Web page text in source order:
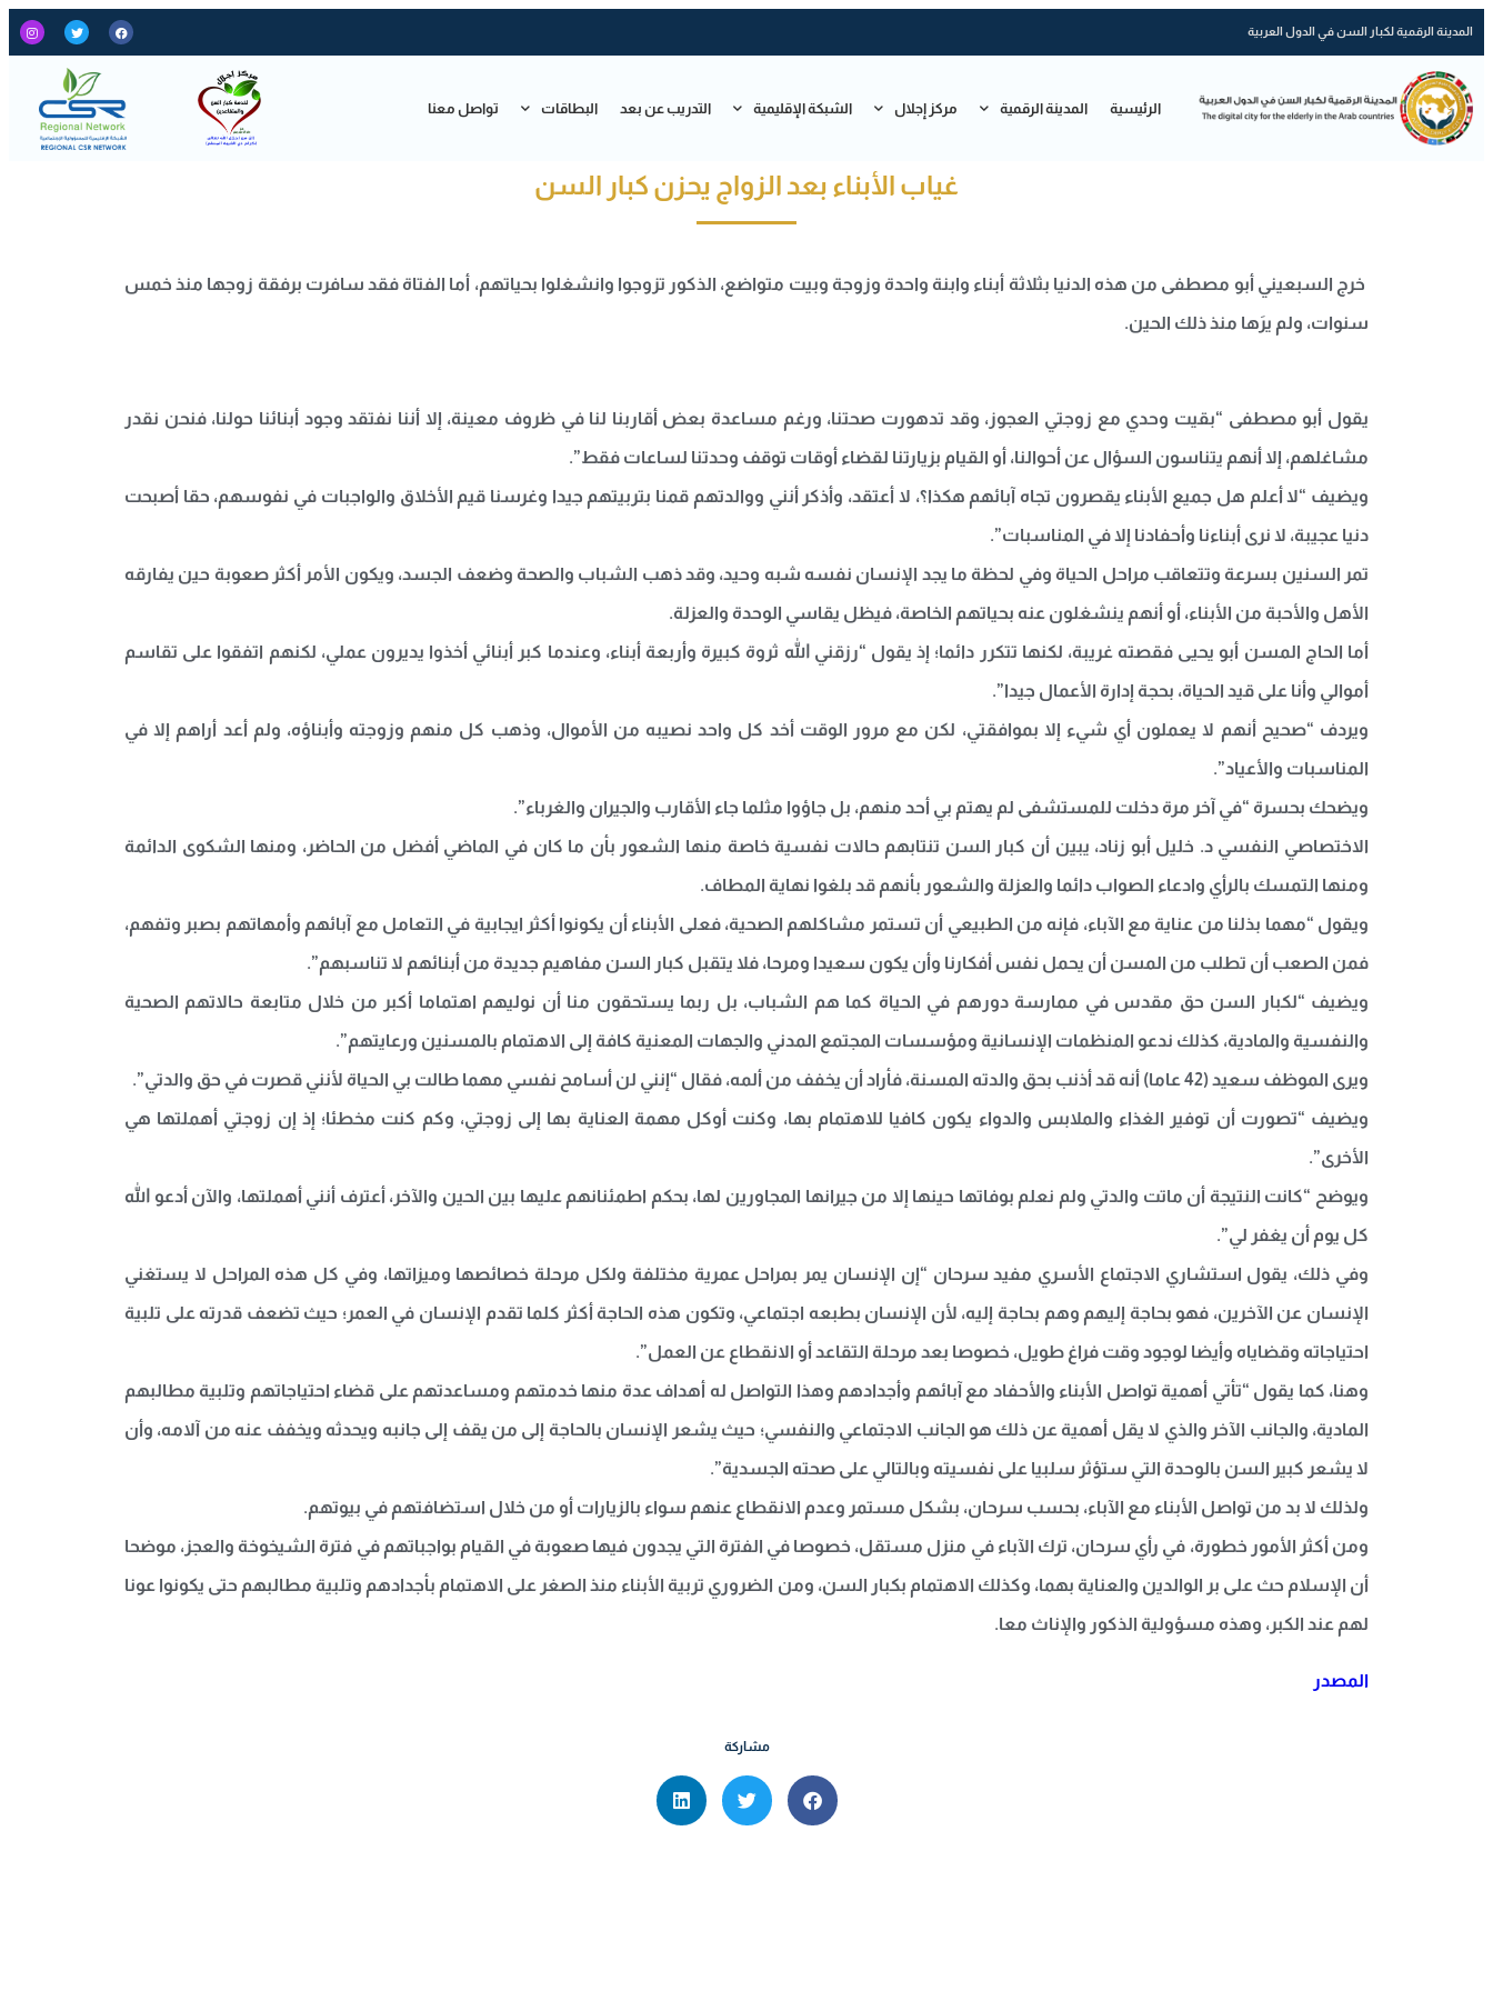
المدينة الرقمية لكبار السن في الدول العربية
الرئيسية المدينة الرقمية مركز إجلال الشبكة الإقليمية التدريب عن بعد البطاقات تواصل معنا
غياب الأبناء بعد الزواج يحزن كبار السن
خرج السبعيني أبو مصطفى من هذه الدنيا بثلاثة أبناء وابنة واحدة وزوجة وبيت متواضع، الذكور تزوجوا وانشغلوا بحياتهم، أما الفتاة فقد سافرت برفقة زوجها منذ خمس
سنوات، ولم يرَها منذ ذلك الحين.
يقول أبو مصطفى “بقيت وحدي مع زوجتي العجوز، وقد تدهورت صحتنا، ورغم مساعدة بعض أقاربنا لنا في ظروف معينة، إلا أننا نفتقد وجود أبنائنا حولنا، فنحن نقدر
مشاغلهم، إلا أنهم يتناسون السؤال عن أحوالنا، أو القيام بزيارتنا لقضاء أوقات توقف وحدتنا لساعات فقط”.
ويضيف “لا أعلم هل جميع الأبناء يقصرون تجاه آبائهم هكذا؟، لا أعتقد، وأذكر أنني ووالدتهم قمنا بتربيتهم جيدا وغرسنا قيم الأخلاق والواجبات في نفوسهم، حقا أصبحت
دنيا عجيبة، لا نرى أبناءنا وأحفادنا إلا في المناسبات”.
تمر السنين بسرعة وتتعاقب مراحل الحياة وفي لحظة ما يجد الإنسان نفسه شبه وحيد، وقد ذهب الشباب والصحة وضعف الجسد، ويكون الأمر أكثر صعوبة حين يفارقه
الأهل والأحبة من الأبناء، أو أنهم ينشغلون عنه بحياتهم الخاصة، فيظل يقاسي الوحدة والعزلة.
أما الحاج المسن أبو يحيى فقصته غريبة، لكنها تتكرر دائما؛ إذ يقول “رزقني الله ثروة كبيرة وأربعة أبناء، وعندما كبر أبنائي أخذوا يديرون عملي، لكنهم اتفقوا على تقاسم
أموالي وأنا على قيد الحياة، بحجة إدارة الأعمال جيدا”.
ويردف “صحيح أنهم لا يعملون أي شيء إلا بموافقتي، لكن مع مرور الوقت أخد كل واحد نصيبه من الأموال، وذهب كل منهم وزوجته وأبناؤه، ولم أعد أراهم إلا في
المناسبات والأعياد”.
ويضحك بحسرة “في آخر مرة دخلت للمستشفى لم يهتم بي أحد منهم، بل جاؤوا مثلما جاء الأقارب والجيران والغرباء”.
الاختصاصي النفسي د. خليل أبو زناد، يبين أن كبار السن تنتابهم حالات نفسية خاصة منها الشعور بأن ما كان في الماضي أفضل من الحاضر، ومنها الشكوى الدائمة
ومنها التمسك بالرأي وادعاء الصواب دائما والعزلة والشعور بأنهم قد بلغوا نهاية المطاف.
ويقول “مهما بذلنا من عناية مع الآباء، فإنه من الطبيعي أن تستمر مشاكلهم الصحية، فعلى الأبناء أن يكونوا أكثر ايجابية في التعامل مع آبائهم وأمهاتهم بصبر وتفهم،
فمن الصعب أن تطلب من المسن أن يحمل نفس أفكارنا وأن يكون سعيدا ومرحا، فلا يتقبل كبار السن مفاهيم جديدة من أبنائهم لا تناسبهم”.
ويضيف “لكبار السن حق مقدس في ممارسة دورهم في الحياة كما هم الشباب، بل ربما يستحقون منا أن نوليهم اهتماما أكبر من خلال متابعة حالاتهم الصحية
والنفسية والمادية، كذلك ندعو المنظمات الإنسانية ومؤسسات المجتمع المدني والجهات المعنية كافة إلى الاهتمام بالمسنين ورعايتهم”.
ويرى الموظف سعيد (42 عاما) أنه قد أذنب بحق والدته المسنة، فأراد أن يخفف من ألمه، فقال “إنني لن أسامح نفسي مهما طالت بي الحياة لأنني قصرت في حق والدتي”.
ويضيف “تصورت أن توفير الغذاء والملابس والدواء يكون كافيا للاهتمام بها، وكنت أوكل مهمة العناية بها إلى زوجتي، وكم كنت مخطئا؛ إذ إن زوجتي أهملتها هي
الأخرى”.
ويوضح “كانت النتيجة أن ماتت والدتي ولم نعلم بوفاتها حينها إلا من جيرانها المجاورين لها، بحكم اطمئنانهم عليها بين الحين والآخر، أعترف أنني أهملتها، والآن أدعو الله
كل يوم أن يغفر لي”.
وفي ذلك، يقول استشاري الاجتماع الأسري مفيد سرحان “إن الإنسان يمر بمراحل عمرية مختلفة ولكل مرحلة خصائصها وميزاتها، وفي كل هذه المراحل لا يستغني
الإنسان عن الآخرين، فهو بحاجة إليهم وهم بحاجة إليه، لأن الإنسان بطبعه اجتماعي، وتكون هذه الحاجة أكثر كلما تقدم الإنسان في العمر؛ حيث تضعف قدرته على تلبية
احتياجاته وقضاياه وأيضا لوجود وقت فراغ طويل، خصوصا بعد مرحلة التقاعد أو الانقطاع عن العمل”.
وهنا، كما يقول “تأتي أهمية تواصل الأبناء والأحفاد مع آبائهم وأجدادهم وهذا التواصل له أهداف عدة منها خدمتهم ومساعدتهم على قضاء احتياجاتهم وتلبية مطالبهم
المادية، والجانب الآخر والذي لا يقل أهمية عن ذلك هو الجانب الاجتماعي والنفسي؛ حيث يشعر الإنسان بالحاجة إلى من يقف إلى جانبه ويحدثه ويخفف عنه من آلامه، وأن
لا يشعر كبير السن بالوحدة التي ستؤثر سلبيا على نفسيته وبالتالي على صحته الجسدية”.
ولذلك لا بد من تواصل الأبناء مع الآباء، بحسب سرحان، بشكل مستمر وعدم الانقطاع عنهم سواء بالزيارات أو من خلال استضافتهم في بيوتهم.
ومن أكثر الأمور خطورة، في رأي سرحان، ترك الآباء في منزل مستقل، خصوصا في الفترة التي يجدون فيها صعوبة في القيام بواجباتهم في فترة الشيخوخة والعجز، موضحا
أن الإسلام حث على بر الوالدين والعناية بهما، وكذلك الاهتمام بكبار السن، ومن الضروري تربية الأبناء منذ الصغر على الاهتمام بأجدادهم وتلبية مطالبهم حتى يكونوا عونا
لهم عند الكبر، وهذه مسؤولية الذكور والإناث معا.
المصدر
مشاركة